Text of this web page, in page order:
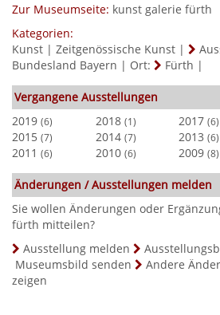
Zur Museumseite: kunst galerie fürth
Kategorien:
Kunst | Zeitgenössische Kunst |
Bundesland Bayern | Ort: Fürth |
Vergangene Ausstellungen
2019 (6) 2018 (1) 2017 (6)
2015 (7) 2014 (7) 2013 (6)
2011 (6) 2010 (6) 2009 (8)
Änderungen / Ausstellungen melden
Sie wollen Änderungen oder
fürth mitteilen?
Ausstellung melden
Museumsbild senden
Andere
zeigen